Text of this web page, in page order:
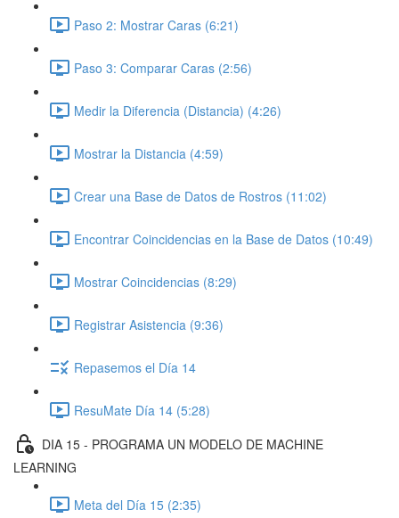
Paso 2: Mostrar Caras (6:21)
Paso 3: Comparar Caras (2:56)
Medir la Diferencia (Distancia) (4:26)
Mostrar la Distancia (4:59)
Crear una Base de Datos de Rostros (11:02)
Encontrar Coincidencias en la Base de Datos (10:49)
Mostrar Coincidencias (8:29)
Registrar Asistencia (9:36)
Repasemos el Día 14
ResuMate Día 14 (5:28)
DIA 15 - PROGRAMA UN MODELO DE MACHINE
LEARNING
Meta del Día 15 (2:35)